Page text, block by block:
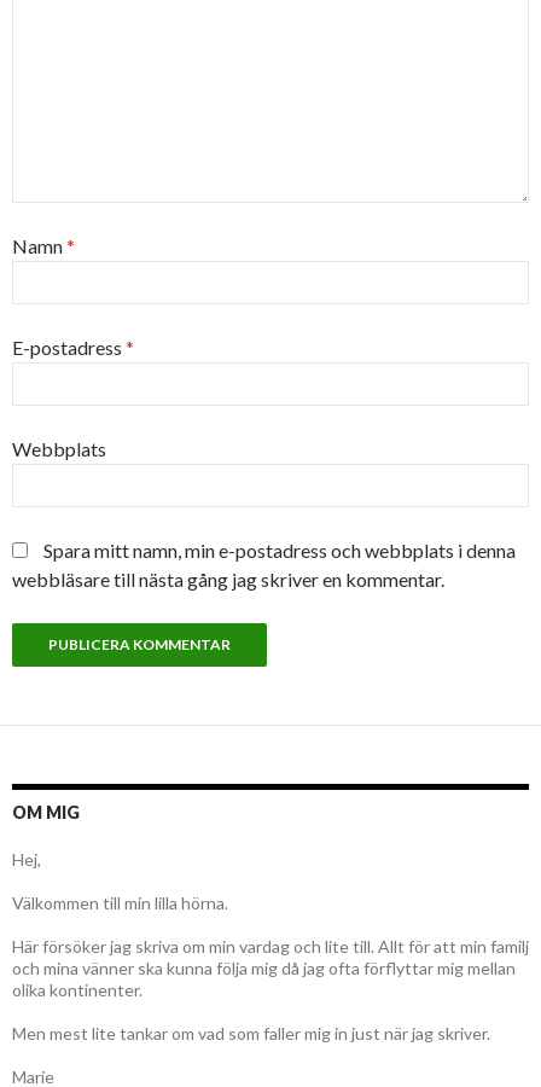
Namn*
E-postadress *
Webbplats
Spara mitt namn, min e-postadress och webbplats i denna
webbläsare till nästa gång jag skriver en kommentar.
OM MIG
Hej,
Välkommen till min lilla hörna.
Här försöker jag skriva om min vardag och lite till. Allt för att min familj
och mina vänner ska kunna följa mig då jag ofta förflyttar mig mellan
olika kontinenter.
Men mest lite tankar om vad som faller mig in just när jag skriver.
Marie